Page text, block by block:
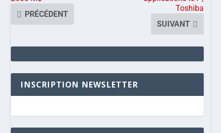
PRÉCÉDENT
Toshiba
SUIVANT
INSCRIPTION NEWSLETTER